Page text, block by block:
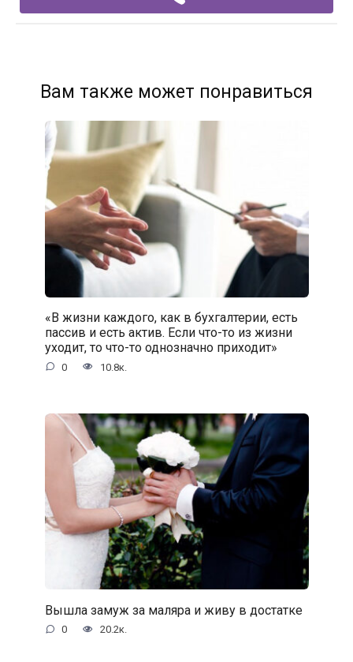
Вам также может понравиться
«В жизни каждого, как в бухгалтерии, есть
пассив и есть актив. Если что-то из жизни
уходит, то что-то однозначно приходит»
0 10.8к.
Вышла замуж за маляра и живу в достатке
0 20.2к.